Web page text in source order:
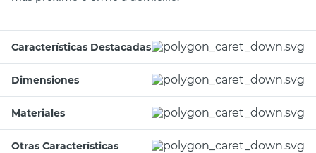
Características Destacadas
Dimensiones
Materiales
Otras Características